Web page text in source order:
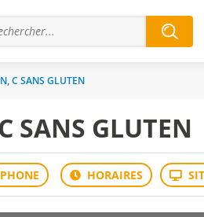
C SANS GLUTEN
SANS GLUTEN